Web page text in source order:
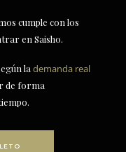
cumple con los
en Saisho.
la demanda real
de forma